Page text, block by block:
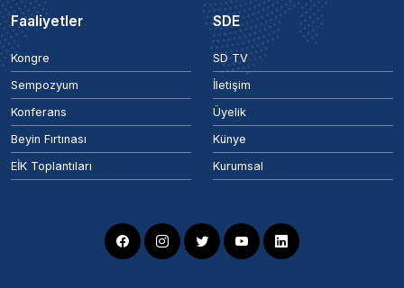
Faaliyetler
Kongre
Sempozyum
Konferans
Beyin Fırtınası
EİK Toplantıları
SDE
SD TV
İletişim
Üyelik
Künye
Kurumsal